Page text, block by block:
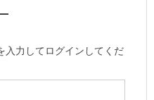
入力してログインしてくだ